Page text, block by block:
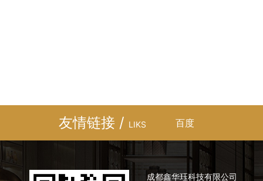
友情链接 / LIKS 百度
成都鑫华珏科技有限公司